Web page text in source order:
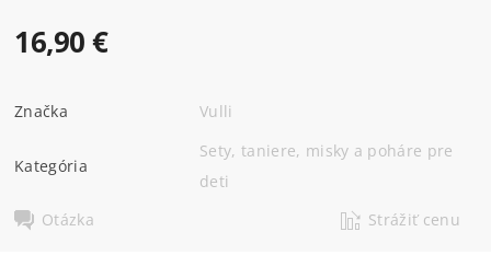
16,90 €
Značka Vulli
Kategória
Sety, taniere, misky a poháre pre
deti
Otázka
Strážiť cenu